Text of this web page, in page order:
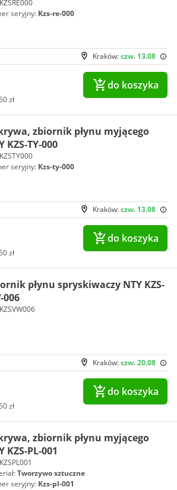
seryjny: Kzs-re-000
Kraków:czw. 13.08
zł
do koszyka
zbiornik płynu myjącego
KZS-TY-000
seryjny: Kzs-ty-000
Kraków:czw. 13.08
zł
do koszyka
płynu spryskiwaczy NTY KZS-
006
Kraków:czw. 20.08
zł
do koszyka
zbiornik płynu myjącego
KZS-PL-001
Tworzywo sztuczne
seryjny: Kzs-pl-001